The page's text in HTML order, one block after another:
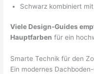
Schwarz kombiniert
Viele Design-Guides
Hauptfarben für ein
Smarte Technik für den
Ein modernes